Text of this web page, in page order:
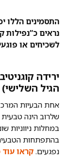
התסמינים הללו
נראים כ”נפילות
לשכיחים או
ירידה
הגיל השלישי)
אחת הבעיות
שלרוב הינה
במחלות ניווניות
בהתפתחות
נפגעים.קראו עוד